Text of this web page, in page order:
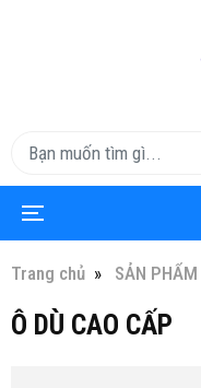
Trang chủ SẢN PHẨM
Ô DÙ CAO CẤP